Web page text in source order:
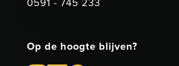
Op de hoogte blijven?